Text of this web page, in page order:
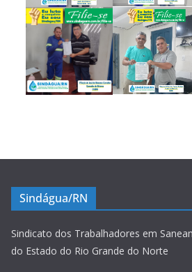
Sindágua/RN
Sindicato dos Trabalhadores em
do Estado do Rio Grande do Norte